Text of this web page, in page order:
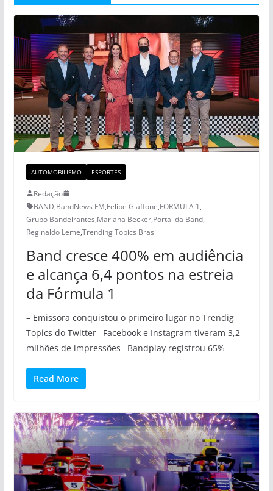
AUTOMOBILISMO ESPORTES
Redação
BAND,BandNews FM,Felipe Giaffone,FORMULA 1,
Grupo Bandeirantes,Mariana Becker,Portal da Band,
Reginaldo Leme,Trending Topics Brasil
Band cresce 400% em audiência
e alcança 6,4 pontos na estreia
da Fórmula 1
– Emissora conquistou o primeiro lugar no Trendig
Topics do Twitter– Facebook e Instagram tiveram 3,2
milhões de impressões– Bandplay registrou 65%
Read More